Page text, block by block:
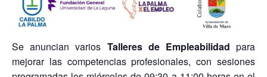
Se anuncian varios Talleres de Empleabilidad para
mejorar las competencias profesionales, con sesiones